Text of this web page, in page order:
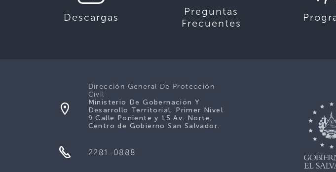
Descargas
Preguntas
Frecuentes
Dirección General De Protección
Civil
Ministerio De Gobernación Y
Desarrollo Territorial, Primer Nivel
9 Calle Poniente y 15 Av. Norte,
Centro de Gobierno San Salvador.
2281-0888